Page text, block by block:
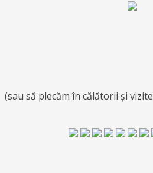
(sau să plecăm în călătorii și vizite